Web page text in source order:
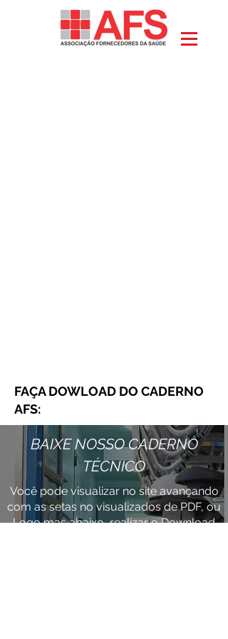
FAÇA DOWLOAD DO CADERNO
AFS:
BAIXE NOSSO CADERNO
TÉCNICO
Você pode visualizar no site avançando
com as setas no visualizados de PDF, ou
Logo mas abaixo, realizar o Download